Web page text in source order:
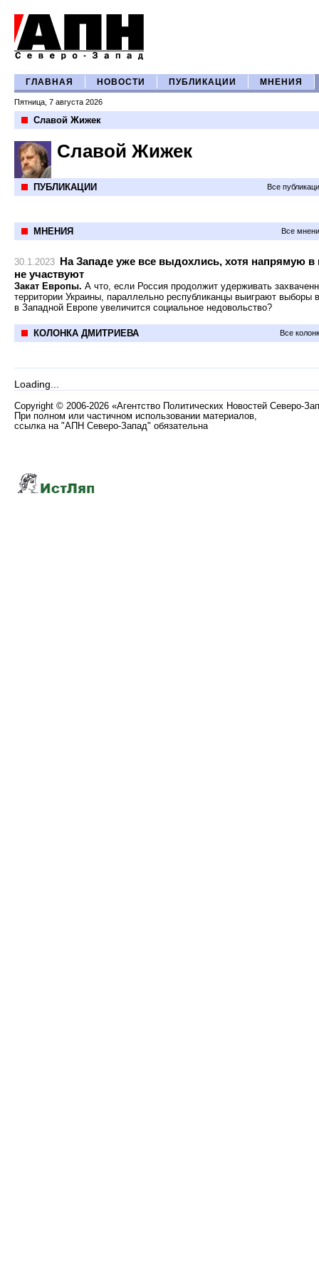
ГЛАВНАЯ НОВОСТИ ПУБЛИКАЦИИ МНЕНИЯ
Пятница, 7 августа 2026
Славой Жижек
Славой Жижек
ПУБЛИКАЦИИ Все
МНЕНИЯ Все
30.1.2023 На Западе уже все выдохлись, хотя напрямую в
не участвуют
Закат Европы. А что, если Россия продолжит удерживать
территории Украины, параллельно республиканцы выиграют
в Западной Европе увеличится социальное недовольство?
КОЛОНКА ДМИТРИЕВА Все
Loading...
Copyright © 2006-2026 «Агентство Политических Новостей Северо-
При полном или частичном использовании материалов,
ссылка на "АПН Северо-Запад" обязательна